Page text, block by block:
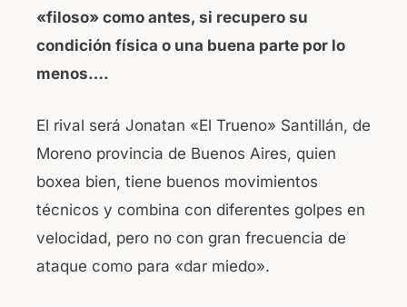
«filoso» como antes, si recupero su
condición física o una buena parte por lo
menos….
El rival será Jonatan «El Trueno» Santillán, de
Moreno provincia de Buenos Aires, quien
boxea bien, tiene buenos movimientos
técnicos y combina con diferentes golpes en
velocidad, pero no con gran frecuencia de
ataque como para «dar miedo».